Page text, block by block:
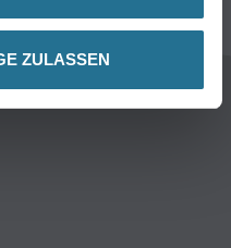
ZULASSEN